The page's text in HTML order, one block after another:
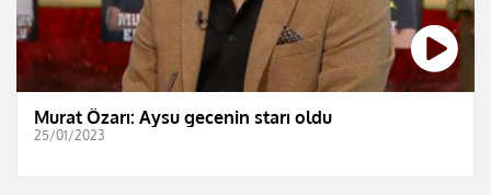
Murat Özarı: Aysu gecenin starı oldu
25/01/2023